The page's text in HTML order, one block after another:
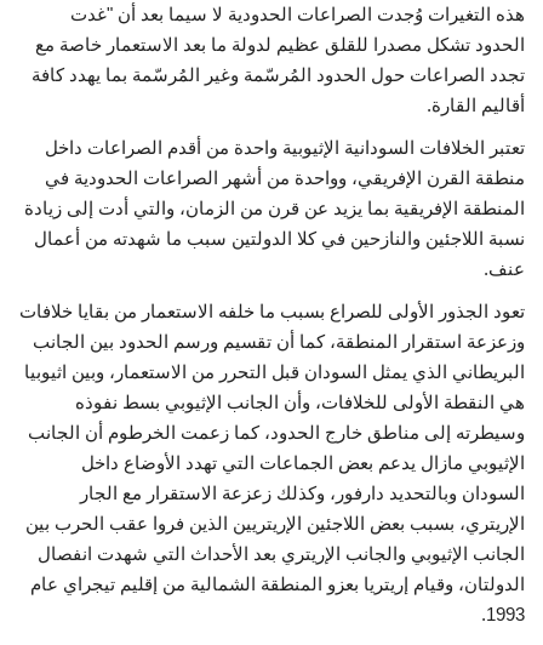
أخبار
شروط وأحكام منحة ناصر للقيادة الدولية
منحة ناصر للقيادة الدولية
مرجعياتنا
المواطن العالمي
الرواد
فرص
وثائق
الفيديوهات
الرعاة
هذه التغيرات وُجدت الصراعات الحدودية لا سيما بعد أن "غدت
الحدود تشكل مصدرا للقلق عظيم لدولة ما بعد الاستعمار خاصة مع
تجدد الصراعات حول الحدود المُرسّمة وغير المُرسّمة بما يهدد كافة
أقاليم القارة.
تعتبر الخلافات السودانية الإثيوبية واحدة من أقدم الصراعات داخل
منطقة القرن الإفريقي، وواحدة من أشهر الصراعات الحدودية في
المنطقة الإفريقية بما يزيد عن قرن من الزمان، والتي أدت إلى زيادة
نسبة اللاجئين والنازحين في كلا الدولتين سبب ما شهدته من أعمال
عنف.
تعود الجذور الأولى للصراع بسبب ما خلفه الاستعمار من بقايا خلافات
وزعزعة استقرار المنطقة، كما أن تقسيم ورسم الحدود بين الجانب
البريطاني الذي يمثل السودان قبل التحرر من الاستعمار، وبين اثيوبيا
هي النقطة الأولى للخلافات، وأن الجانب الإثيوبي بسط نفوذه
وسيطرته إلى مناطق خارج الحدود، كما زعمت الخرطوم أن الجانب
الإثيوبي مازال يدعم بعض الجماعات التي تهدد الأوضاع داخل
السودان وبالتحديد دارفور، وكذلك زعزعة الاستقرار مع الجار
الإريتري، بسبب بعض اللاجئين الإريتريين الذين فروا عقب الحرب بين
الجانب الإثيوبي والجانب الإريتري بعد الأحداث التي شهدت انفصال
الدولتان، وقيام إريتريا بعزو المنطقة الشمالية من إقليم تيجراي عام
1993.